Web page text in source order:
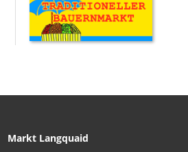
Markt Langquaid